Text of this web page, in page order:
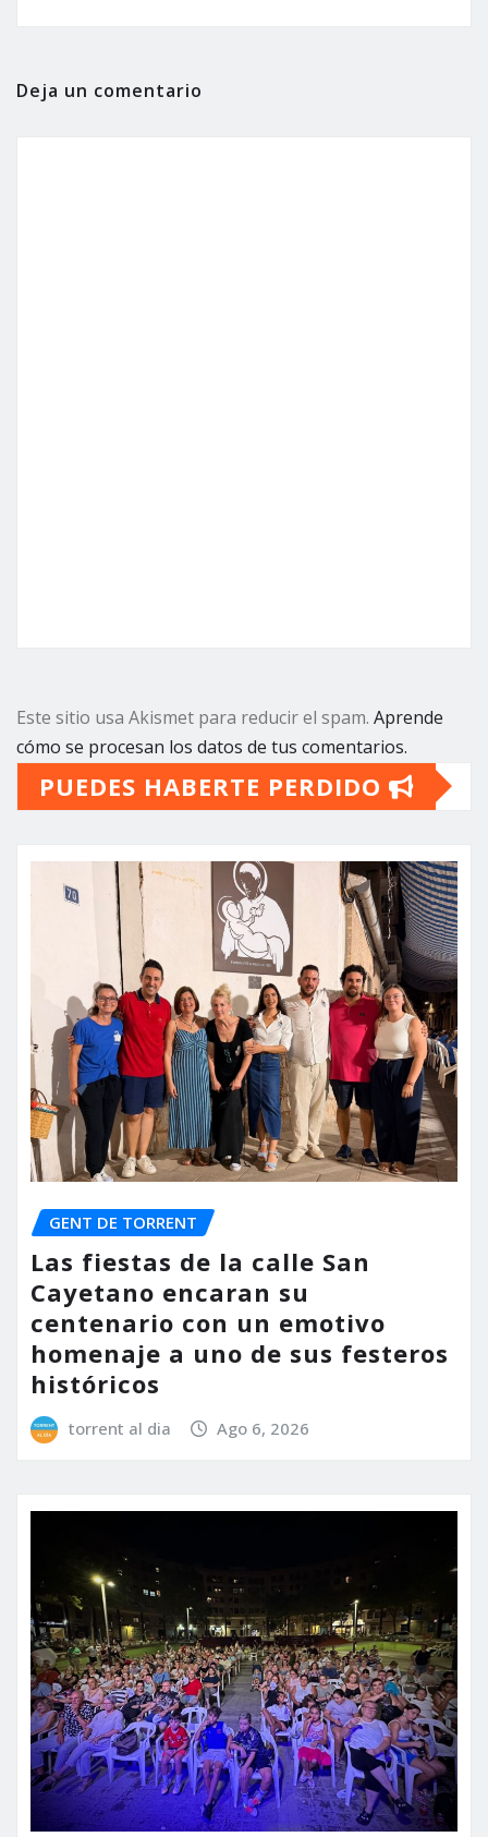
Deja un comentario
Este sitio usa Akismet para reducir el spam. Aprende
cómo se procesan los datos de tus comentarios.
PUEDES HABERTE PERDIDO
GENT DE TORRENT
Las fiestas de la calle San
Cayetano encaran su
centenario con un emotivo
homenaje a uno de sus festeros
históricos
torrent al dia Ago 6, 2026